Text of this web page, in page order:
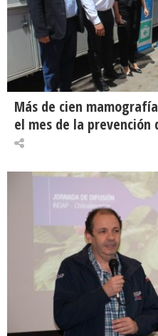
Más de cien
el mes de la prevención